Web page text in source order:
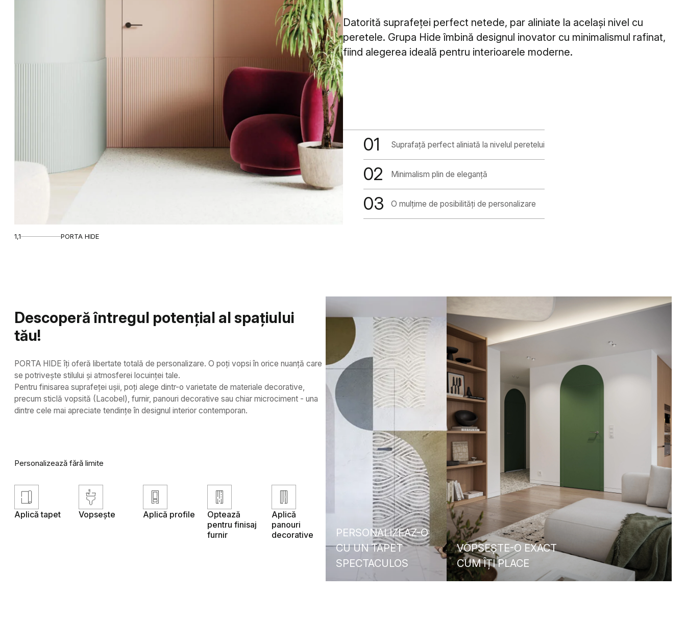
1,1 PORTA HIDE
Datorită suprafeței perfect netede, par aliniate la același nivel cu
peretele. Grupa Hide îmbină designul inovator cu minimalismul rafinat,
fiind alegerea ideală pentru interioarele moderne.
01 Suprafață perfect aliniată la nivelul peretelui
02 Minimalism plin de eleganță
03 O mulțime de posibilități de personalizare
Descoperă întregul potențial al spațiului
tău!
PORTA HIDE îți oferă libertate totală de personalizare. O poți vopsi în orice nuanță care
se potrivește stilului și atmosferei locuinței tale.
Pentru finisarea suprafeței ușii, poți alege dintr-o varietate de materiale decorative,
precum sticlă vopsită (Lacobel), furnir, panouri decorative sau chiar microciment - una
dintre cele mai apreciate tendințe în designul interior contemporan.
Personalizează fără limite
Aplică tapet Vopsește Aplică profile
Optează
pentru finisaj
furnir
Aplică
panouri
decorative
PERSONALIZEAZ-O
CU UN TAPET
SPECTACULOS
VOPSEȘTE-O EXACT
CUM ÎȚI PLACE